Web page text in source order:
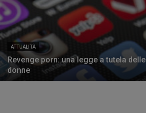
ATTUALITÀ
Revenge porn: una legge a tutela delle
donne